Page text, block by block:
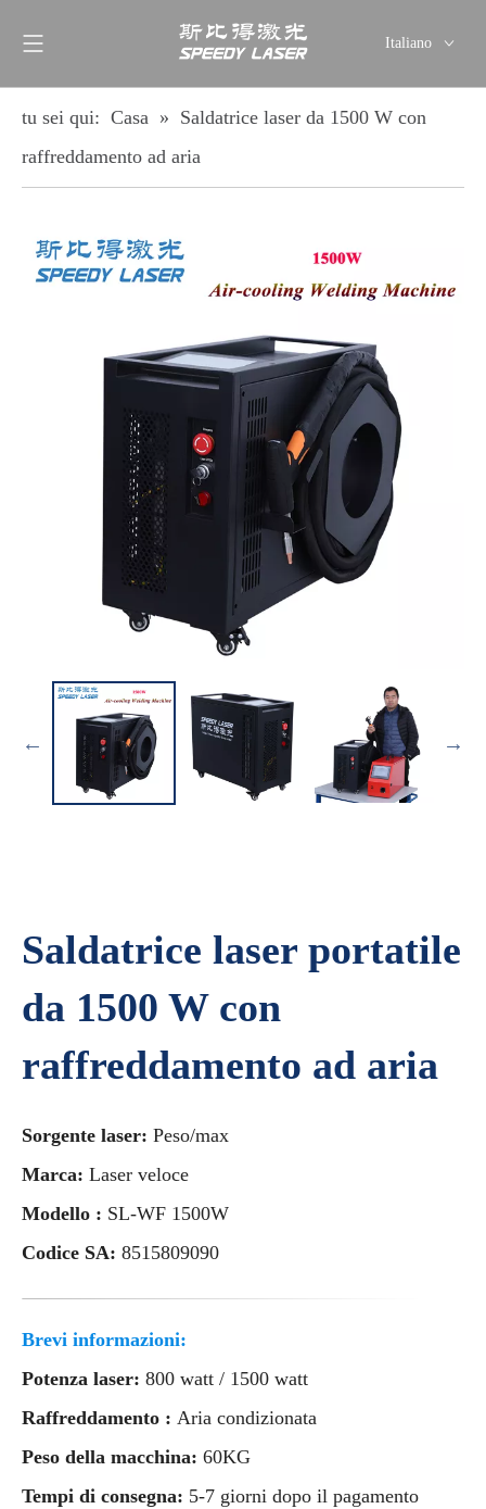
Italiano
简体中文
ไทย
tu sei qui: Casa » Saldatrice laser da 1500 W con
raffreddamento ad aria
Saldatrice laser portatile
da 1500 W con
raffreddamento ad aria
Sorgente laser: Peso/max
Marca: Laser veloce
Modello : SL-WF 1500W
Codice SA: 8515809090
Brevi informazioni:
Potenza laser: 800 watt / 1500 watt
Raffreddamento : Aria condizionata
Peso della macchina: 60KG
Tempi di consegna: 5-7 giorni dopo il pagamento